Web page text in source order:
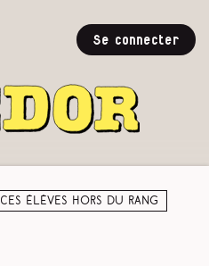
Se connecter
Ces élèves hors du rang